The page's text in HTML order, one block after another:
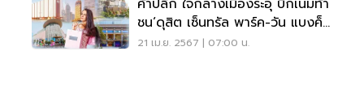
ชน‘ดุสิต เซ็นทรัล พาร์ค-วัน แบงค็
อก’
21 เม.ย. 2567 | 07:00 น.